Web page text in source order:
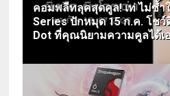
คอมพลีทลุคสุดคูล! เท่ ไม่ซ้ำใ
Series ปักหมุด 15 ก.ค. โชว์
Dot ที่คุณนิยามความคูลได้เ